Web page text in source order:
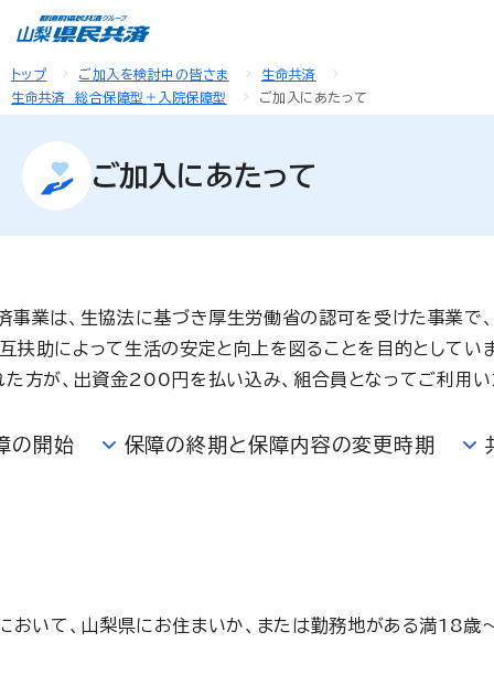
トップ ご加入を検討中の皆さま
生命共済
生命共済 総合保障型＋入院保障型
ご加入にあたって
ご加入にあたって
事業は、生協法に基づき厚生労働省の認可を受けた事業で、
扶助によって生活の安定と向上を図ることを目的としてい
方が、出資金200円を払い込み、組合員となってご利用い
の開始 保障の終期と保障内容の変更時期
おいて、山梨県にお住まいか、または勤務地がある満18